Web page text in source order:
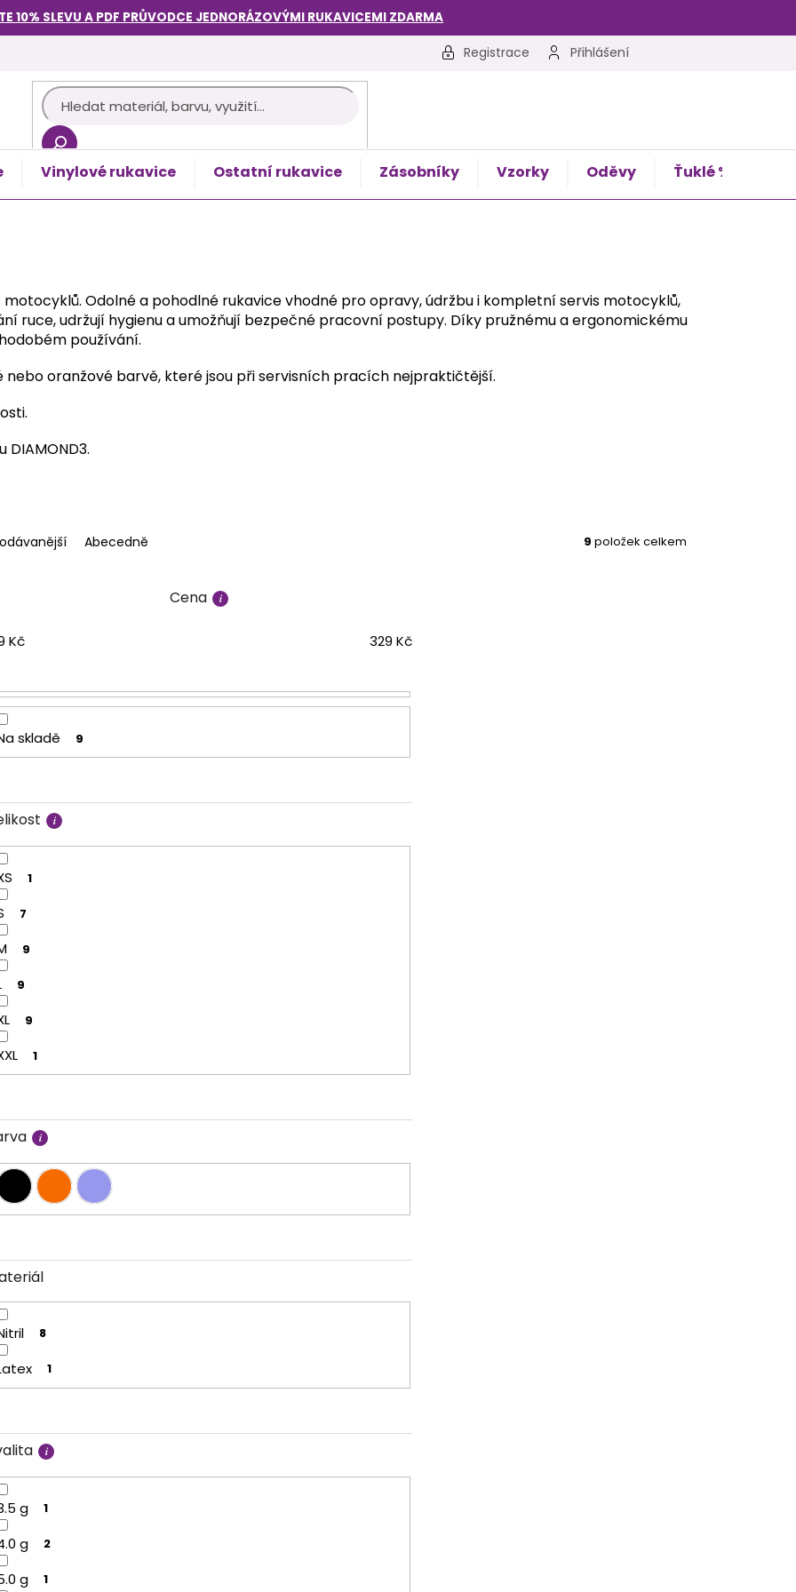
10% SLEVU A PDF PRŮVODCE JEDNORÁZOVÝMI RUKAVICEMI ZDARMA
Registrace Přihlášení
Vinylové rukavice Ostatní rukavice Zásobníky Vzorky Oděvy Ťuklé %
motocyklů. Odolné a pohodlné rukavice vhodné pro opravy, údržbu i kompletní servis motocyklů,
ruce, udržují hygienu a umožňují bezpečné pracovní postupy. Díky pružnému a ergonomickému
používání.
oranžové barvě, které jsou při servisních pracích nejpraktičtější.
Abecedně 9 položek celkem
Cena
Kč 329 Kč
skladě 9
1
7
9
9
9
1
8
1
g 1
g 2
g 1